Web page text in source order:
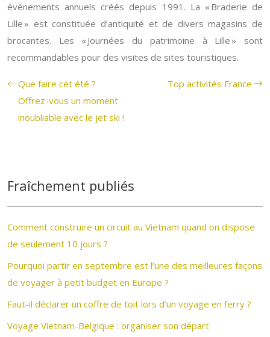
événements annuels créés depuis 1991. La « Braderie de
Lille » est constituée d’antiquité et de divers magasins de
brocantes. Les « Journées du patrimoine à Lille » sont
recommandables pour des visites de sites touristiques.
Que faire cet été ?
Offrez-vous un moment
inoubliable avec le jet ski !
Top activités France
Fraîchement publiés
Comment construire un circuit au Vietnam quand on dispose
de seulement 10 jours ?
Pourquoi partir en septembre est l’une des meilleures façons
de voyager à petit budget en Europe ?
Faut-il déclarer un coffre de toit lors d’un voyage en ferry ?
Voyage Vietnam-Belgique : organiser son départ